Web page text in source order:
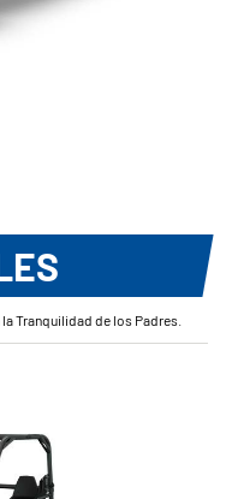
Tranquilidad de los Padres.